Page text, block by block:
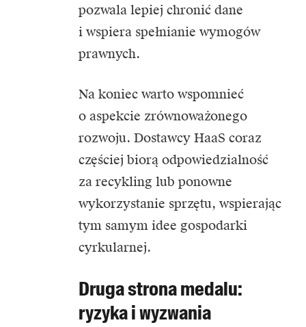
pozwala lepiej chronić dane
i wspiera spełnianie wymogów
prawnych.
Na koniec warto wspomnieć
o aspekcie zrównoważonego
rozwoju. Dostawcy HaaS coraz
częściej biorą odpowiedzialność
za recykling lub ponowne
wykorzystanie sprzętu, wspierając
tym samym idee gospodarki
cyrkularnej.
Druga strona medalu:
ryzyka i wyzwania